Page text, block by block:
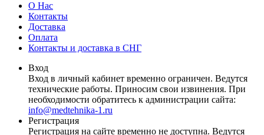
О Нас
Контакты
Доставка
Оплата
Контакты и доставка в СНГ
Вход
Вход в личный кабинет временно ограничен. Ведутся
технические работы. Приносим свои извинения. При
необходимости обратитесь к администрации сайта:
info@medtehnika-1.ru
Регистрация
Регистрация на сайте временно не доступна. Ведутся